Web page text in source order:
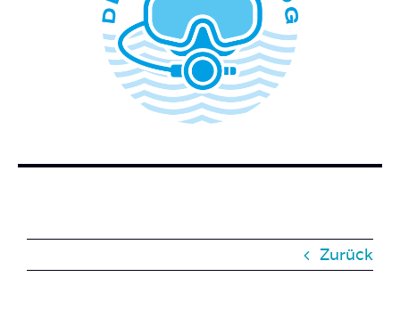
WER STECKT HINTER DEM TAUCHERBLOG?
BUCH BESTELLEN
Zurück